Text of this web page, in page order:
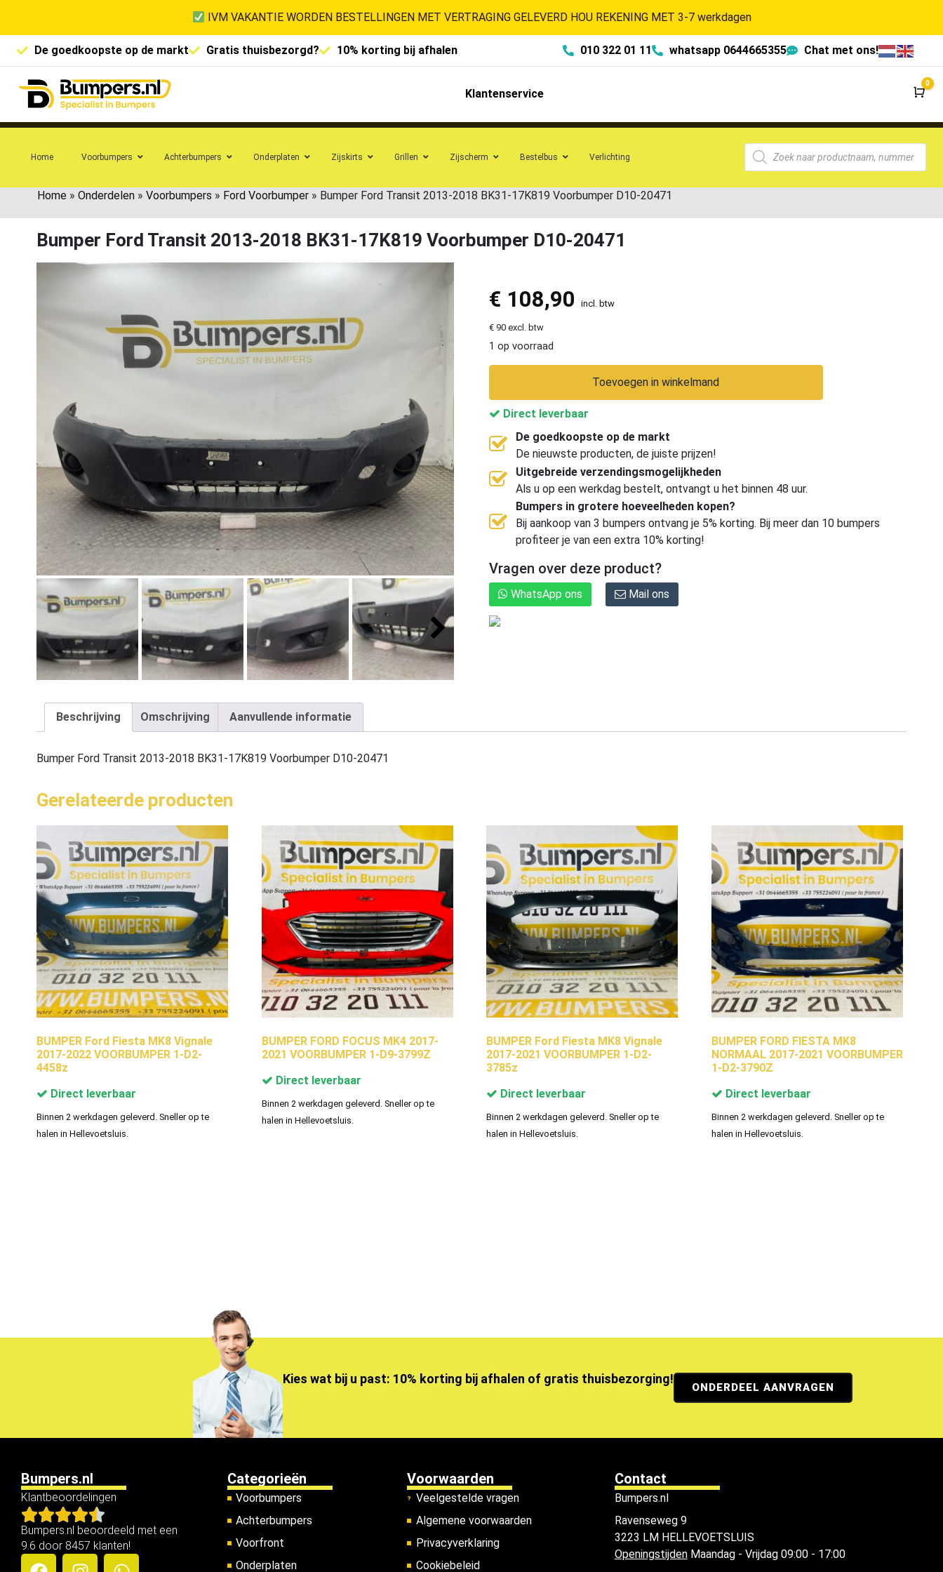
IVM VAKANTIE WORDEN BESTELLINGEN MET VERTRAGING GELEVERD HOU REKENING MET 3-7 werkdagen
De goedkoopste op de markt Gratis thuisbezorgd? 10% korting bij afhalen 010 322 01 11 whatsapp 0644665355 Chat met ons!
Klantenservice
0
Home Voorbumpers Achterbumpers Onderplaten Zijskirts Grillen Zijscherm Bestelbus Verlichting
Home » Onderdelen » Voorbumpers » Ford Voorbumper » Bumper Ford Transit 2013-2018 BK31-17K819 Voorbumper D10-20471
Bumper Ford Transit 2013-2018 BK31-17K819 Voorbumper D10-20471
€ 108,90 incl. btw
€ 90 excl. btw
1 op voorraad
Toevoegen in winkelmand
Direct leverbaar
De goedkoopste op de markt
De nieuwste producten, de juiste prijzen!
Uitgebreide verzendingsmogelijkheden
Als u op een werkdag bestelt, ontvangt u het binnen 48 uur.
Bumpers in grotere hoeveelheden kopen?
Bij aankoop van 3 bumpers ontvang je 5% korting. Bij meer dan 10 bumpers
profiteer je van een extra 10% korting!
Vragen over deze product?
WhatsApp ons Mail ons
Beschrijving Omschrijving Aanvullende informatie
Bumper Ford Transit 2013-2018 BK31-17K819 Voorbumper D10-20471
Gerelateerde producten
BUMPER Ford Fiesta MK8 Vignale
2017-2022 VOORBUMPER 1-D2-
4458z
Direct leverbaar
Binnen 2 werkdagen geleverd. Sneller op te
halen in Hellevoetsluis.
BUMPER FORD FOCUS MK4 2017-
2021 VOORBUMPER 1-D9-3799Z
Direct leverbaar
Binnen 2 werkdagen geleverd. Sneller op te
halen in Hellevoetsluis.
BUMPER Ford Fiesta MK8 Vignale
2017-2021 VOORBUMPER 1-D2-
3785z
Direct leverbaar
Binnen 2 werkdagen geleverd. Sneller op te
halen in Hellevoetsluis.
BUMPER FORD FIESTA MK8
NORMAAL 2017-2021 VOORBUMPER
1-D2-3790Z
Direct leverbaar
Binnen 2 werkdagen geleverd. Sneller op te
halen in Hellevoetsluis.
Kies wat bij u past: 10% korting bij afhalen of gratis thuisbezorging!
ONDERDEEL AANVRAGEN
Bumpers.nl
Klantbeoordelingen
Bumpers.nl beoordeeld met een
9.6 door 8457 klanten!
Categorieën
Voorbumpers
Achterbumpers
Voorfront
Onderplaten
Voorwaarden
Veelgestelde vragen
Algemene voorwaarden
Privacyverklaring
Cookiebeleid
Contact
Bumpers.nl
Ravenseweg 9
3223 LM HELLEVOETSLUIS
OpeningstijdenMaandag - Vrijdag 09:00 - 17:00